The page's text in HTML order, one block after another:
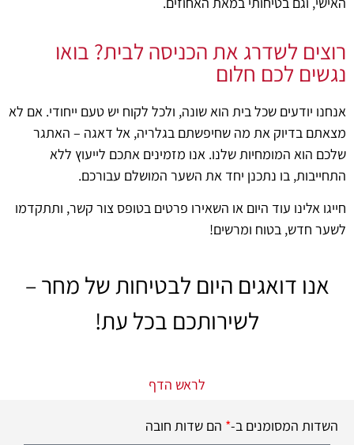
רוצים לשדרג את הכניסה לבית? בואו
נגשים לכם חלום
אנחנו יודעים שכל בית הוא שונה, ולכל לקוח יש טעם ייחודי. אם לא
מצאתם בדיוק את מה שחיפשתם בגלריה, אל דאגה – האתגר
שלכם הוא המומחיות שלנו. אנו מזמינים אתכם לייעוץ ללא
התחייבות, בו נתכנן יחד את השער המושלם עבורכם.
חייגו אלינו עוד היום או השאירו פרטים בטופס צור קשר, ותתקדמו
לשער חדש, בטוח ומרשים!
אנו דואגים היום לבטיחות של מחר –
לשירותכם בכל עת!
לראש הדף
השדות המסומנים ב-* הם שדות חובה